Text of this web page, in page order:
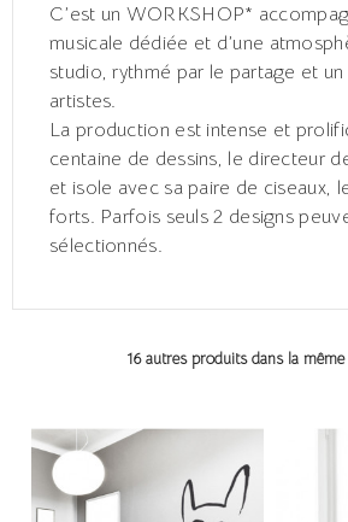
C’est un WORKSHOP*
musicale dédiée et d’une
studio, rythmé par le partage et
artistes.
La production est intense et
centaine de dessins, le directeur
et isole avec sa paire de ciseaux,
forts. Parfois seuls 2 designs
sélectionnés.
16 autres produits dans la même